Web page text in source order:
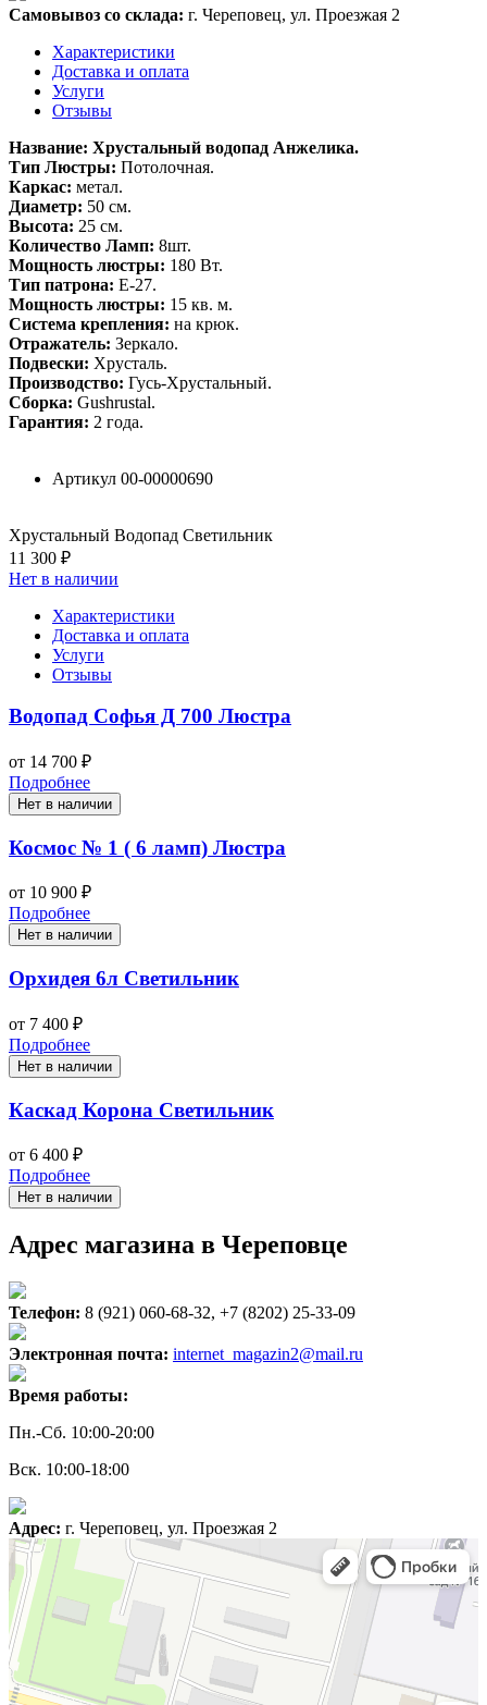
Самовывоз со склада: г. Череповец, ул. Проезжая 2
Характеристики
Доставка и оплата
Услуги
Отзывы
Название: Хрустальный водопад Анжелика.
Тип Люстры: Потолочная.
Каркас: метал.
Диаметр: 50 см.
Высота: 25 см.
Количество Ламп: 8шт.
Мощность люстры: 180 Вт.
Тип патрона: Е-27.
Мощность люстры: 15 кв. м.
Система крепления: на крюк.
Отражатель: Зеркало.
Подвески: Хрусталь.
Производство: Гусь-Хрустальный.
Сборка: Gushrustal.
Гарантия: 2 года.
Артикул 00-00000690
Хрустальный Водопад Светильник
11 300 ₽
Нет в наличии
Характеристики
Доставка и оплата
Услуги
Отзывы
Водопад Софья Д 700 Люстра
от 14 700 ₽
Подробнее
Нет в наличии
Космос № 1 ( 6 ламп) Люстра
от 10 900 ₽
Подробнее
Нет в наличии
Орхидея 6л Светильник
от 7 400 ₽
Подробнее
Нет в наличии
Каскад Корона Светильник
от 6 400 ₽
Подробнее
Нет в наличии
Адрес магазина в Череповце
Телефон: 8 (921) 060-68-32, +7 (8202) 25-33-09
Электронная почта: internet_magazin2@mail.ru
Время работы:
Пн.-Сб. 10:00-20:00
Вск. 10:00-18:00
Адрес: г. Череповец, ул. Проезжая 2